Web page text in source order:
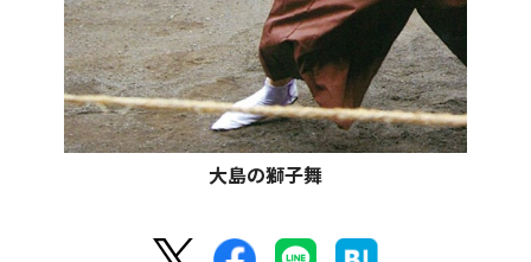
大島の獅子舞